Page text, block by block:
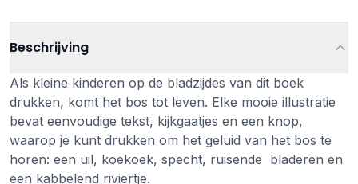
Beschrijving
Als kleine kinderen op de bladzijdes van dit boek
drukken, komt het bos tot leven. Elke mooie illustratie
bevat eenvoudige tekst, kijkgaatjes en een knop,
waarop je kunt drukken om het geluid van het bos te
horen: een uil, koekoek, specht, ruisende bladeren en
een kabbelend riviertje.